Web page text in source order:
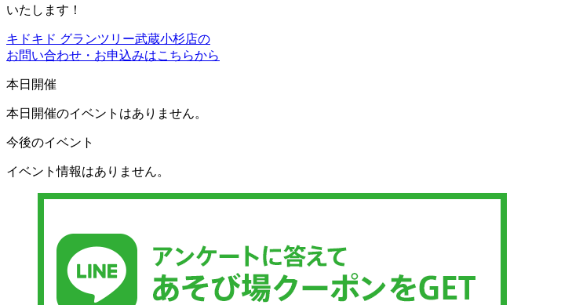
いたします！
キドキド グランツリー武蔵小杉店の
お問い合わせ・お申込みはこちらから
本日開催
本日開催のイベントはありません。
今後のイベント
イベント情報はありません。